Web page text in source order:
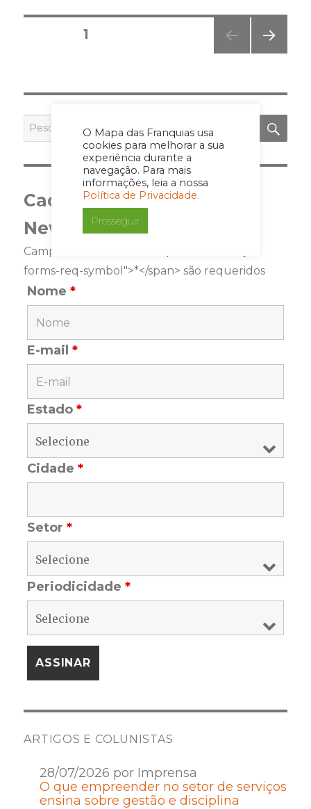
O Mapa das Franquias usa
cookies para melhorar a sua
experiência durante a
navegação. Para mais
informações, leia a nossa
Política de Privacidade.
Prosseguir
Posts
PÁGINA1
NA
por:
Cadastre-se para a
Newsletter
Campos marcados com <span class="ninja-
forms-req-symbol">*</span> são requeridos
Nome*
E-mail*
Estado*
Cidade*
Setor*
Periodicidade*
ARTIGOS E COLUNISTAS
28/07/2026 por Imprensa
O que empreender no setor de serviços
ensina sobre gestão e disciplina